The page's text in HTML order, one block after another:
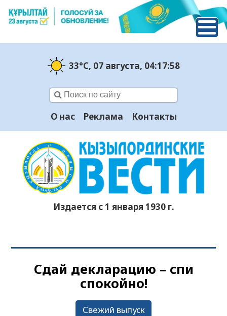
33°C, 07 августа, 04:17:59
О нас Реклама Контакты
Издается с 1 января 1930 г.
Сдай декларацию – спи
спокойно!
Свежий выпуск